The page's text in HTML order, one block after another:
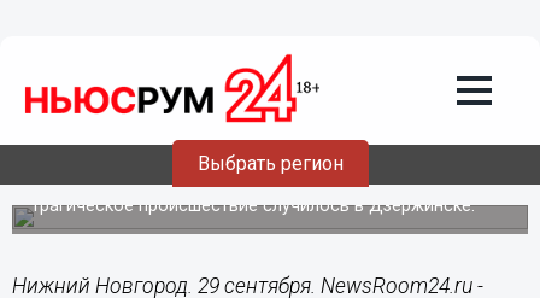
Выбрать регион
26-летнего нижегородца отправили
лечиться после убийства
нерожденного ребенка жены
Трагическое происшествие случилось в Дзержинске.
Нижний Новгород. 29 сентября. NewsRoom24.ru -